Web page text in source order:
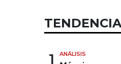
1 ANÁLISIS